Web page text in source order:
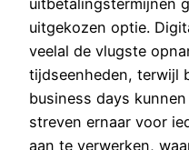
uitgekozen optie.
veelal de vlugste
tijdseenheden, terwijl
business days
streven ernaar voor
aan te verwerken,